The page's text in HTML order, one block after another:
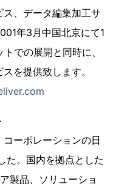
、データ編集加工サ
年3月中国北京にて1
での展開と同時に、
を提供致します。
ーポレーションの日
た。国内を拠点とした
製品、ソリューショ